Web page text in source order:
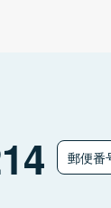
郵便番